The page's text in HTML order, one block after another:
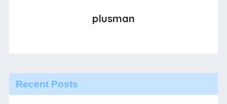
plusman
Recent Posts